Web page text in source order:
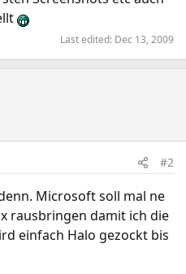
Last edited: Dec 13, 2009
#2
Microsoft soll mal ne
rausbringen damit ich die
einfach Halo gezockt bis